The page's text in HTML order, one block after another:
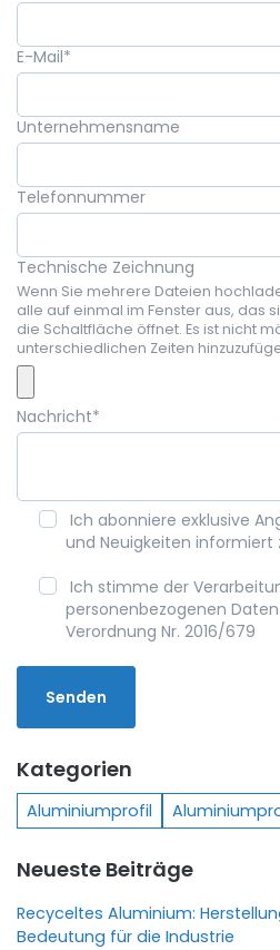
E-Mail*
Unternehmensname
Telefonnummer
Technische Zeichnung
Wenn Sie mehrere Dateien
alle auf einmal im Fenster aus, das
die Schaltfläche öffnet. Es ist nicht
unterschiedlichen Zeiten
Nachricht*
Ich abonniere exklusive
und Neuigkeiten informiert
Ich stimme der
personenbezogenen
Verordnung Nr. 2016/679
Kategorien
Aluminiumprofil
Neueste Beiträge
Recyceltes Aluminium:
Bedeutung für die Industrie